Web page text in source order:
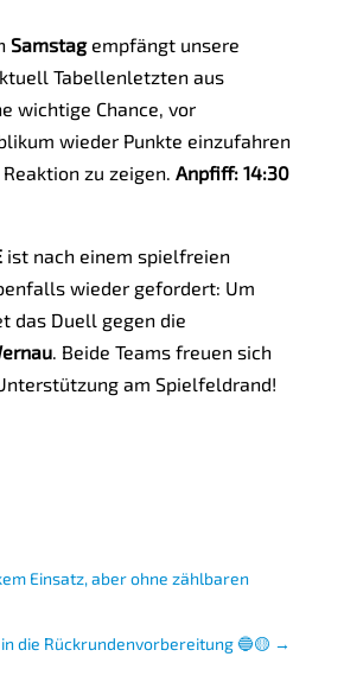
Samstagempfängt unsere
Tabellenletzten aus
wichtige Chance, vor
wieder Punkte einzufahren
zu zeigen. Anpfiff: 14:30
ist nach einem spielfreien
wieder gefordert: Um
das Duell gegen die
. Beide Teams freuen sich
am Spielfeldrand!
Einsatz, aber ohne zählbaren
die Rückrundenvorbereitung 🔵🟡 →